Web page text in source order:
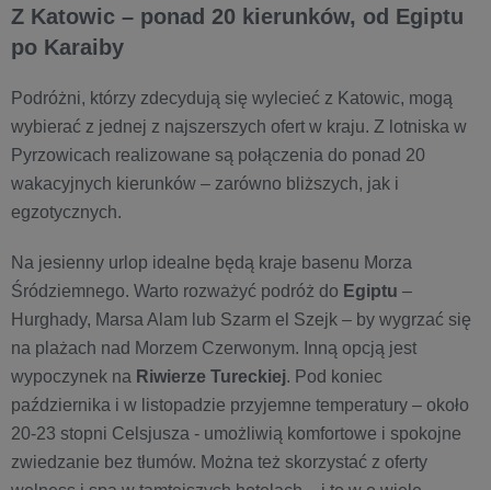
Z Katowic – ponad 20 kierunków, od Egiptu
po Karaiby
Podróżni, którzy zdecydują się wylecieć z Katowic, mogą
wybierać z jednej z najszerszych ofert w kraju. Z lotniska w
Pyrzowicach realizowane są połączenia do ponad 20
wakacyjnych kierunków – zarówno bliższych, jak i
egzotycznych.
Na jesienny urlop idealne będą kraje basenu Morza
Śródziemnego. Warto rozważyć podróż do Egiptu –
Hurghady, Marsa Alam lub Szarm el Szejk – by wygrzać się
na plażach nad Morzem Czerwonym. Inną opcją jest
wypoczynek na Riwierze Tureckiej. Pod koniec
października i w listopadzie przyjemne temperatury – około
20-23 stopni Celsjusza - umożliwią komfortowe i spokojne
zwiedzanie bez tłumów. Można też skorzystać z oferty